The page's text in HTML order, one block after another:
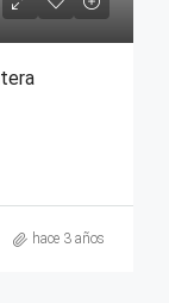
hace 3 años